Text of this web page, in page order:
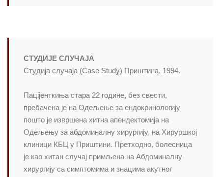
СТУДИЈЕ СЛУЧАЈА
Студија случаја (Case Study) Приштина, 1994.
Пацiјенткиња стара 22 године, без свести,
пребачена је на Одељење за ендокринологију
пошто је извршена хитна апендектомија на
Одељењу за абдоминалну хирургију, на Хируршкој
клиници КБЦ у Приштини. Претходно, болесница
је као хитан случај примљена на Абдоминалну
хирургију са симптомима и знацима акутног